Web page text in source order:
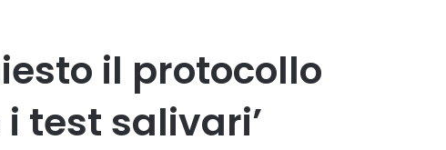
il protocollo
test salivari’